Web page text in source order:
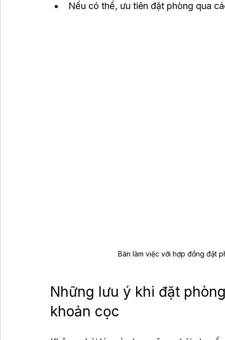
Nếu có thể, ưu tiên đặt phòng qua
Bàn làm việc với hợp đồng đặt
Những lưu ý khi đặt
khoản cọc